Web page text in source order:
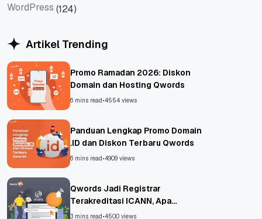
WordPress (124)
Artikel Trending
Promo Ramadan 2026: Diskon
Domain dan Hosting Qwords
6 mins read•4554 views
Panduan Lengkap Promo Domain
.ID dan Diskon Terbaru Qwords
6 mins read•4909 views
Qwords Jadi Registrar
Terakreditasi ICANN, Apa
Untungnya?
3 mins read•4500 views